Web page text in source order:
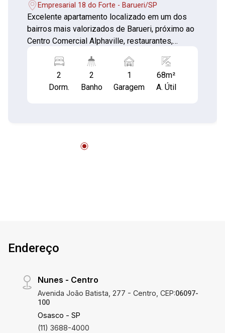
Empresarial 18 do Forte - Barueri/SP
Excelente apartamento localizado em um dos
bairros mais valorizados de Barueri, próximo ao
Centro Comercial Alphaville, restaurantes,
principais vias da região. 02 dormitórios , sendo
01 suíte. sala com sacada cozinha com armários
planejados banheiro com box de vidro área de
localização privilegiada.
2
Dorm.
2
Banho
1
Garagem
68m²
A. Útil
Endereço
Nunes - Centro
Avenida João Batista, 277 - Centro, CEP:06097-
100
Osasco - SP
(11) 3688-4000